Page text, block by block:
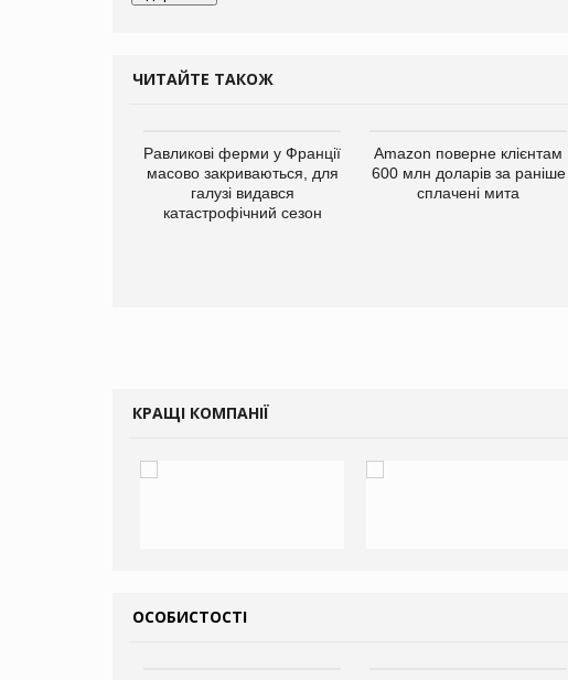
ЧИТАЙТЕ ТАКОЖ
Равликові ферми у Франції
масово закриваються, для
галузі видався
катастрофічний сезон
Amazon поверне клієнтам
600 млн доларів за раніше
сплачені мита
КРАЩІ КОМПАНІЇ
ОСОБИСТОСТІ